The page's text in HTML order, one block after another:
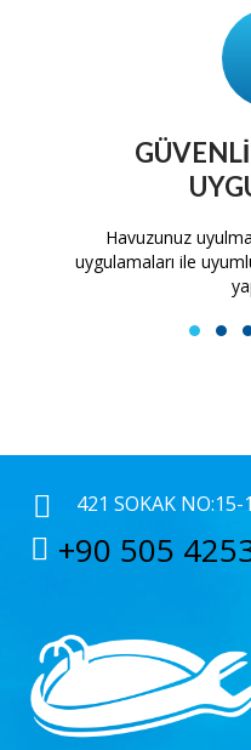
Havuzunuz
uygulamaları ile
1 2
421 SOKAK
+90 505